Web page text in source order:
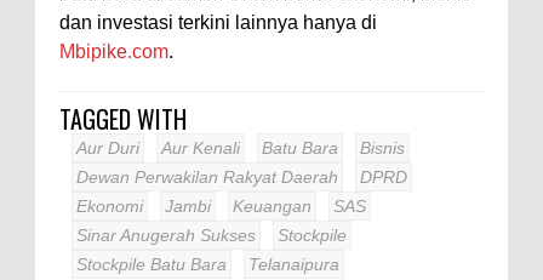
dan investasi terkini lainnya hanya di
Mbipike.com.
TAGGED WITH
Aur Duri Aur Kenali Batu Bara
Bisnis
Dewan Perwakilan Rakyat Daerah
DPRD
Ekonomi
Jambi Keuangan
SAS
Sinar Anugerah Sukses
Stockpile
Stockpile Batu Bara
Telanaipura